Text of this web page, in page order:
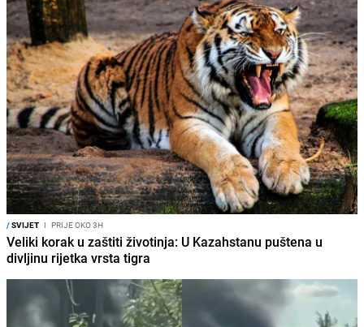
/SVIJET I PRIJE OKO 3H
Veliki korak u zaštiti životinja: U Kazahstanu puštena u
divljinu rijetka vrsta tigra